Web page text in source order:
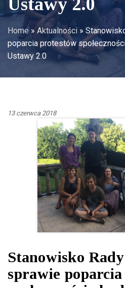
Home » Aktualności »
poparcia protestów
Ustawy 2.0
13 czerwca 2018
Stanowisko
sprawie